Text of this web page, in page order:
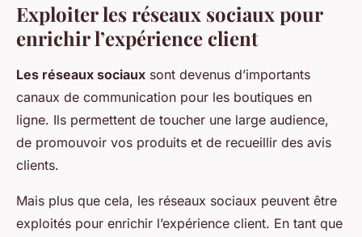
Exploiter les réseaux sociaux pour
enrichir l’expérience client
Les réseaux sociaux sont devenus d’importants
canaux de communication pour les boutiques en
ligne. Ils permettent de toucher une large audience,
de promouvoir vos produits et de recueillir des avis
clients.
Mais plus que cela, les réseaux sociaux peuvent être
exploités pour enrichir l’expérience client. En tant que